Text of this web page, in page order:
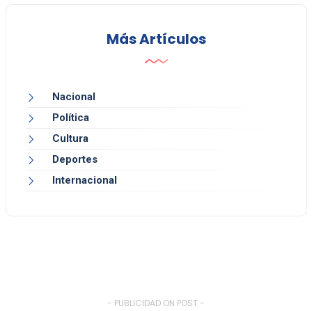
Más Artículos
Nacional
Política
Cultura
Deportes
Internacional
- PUBLICIDAD ON POST -